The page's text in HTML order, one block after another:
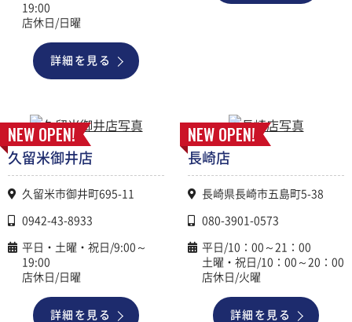
19:00
店休日/日曜
詳細を見る
NEW OPEN!
久留米御井店
久留米市御井町695-11
0942-43-8933
平日・土曜・祝日/9:00～
19:00
店休日/日曜
詳細を見る
NEW OPEN!
長崎店
長崎県長崎市五島町5-38
080-3901-0573
平日/10：00～21：00
土曜・祝日/10：00～20：00
店休日/火曜
詳細を見る